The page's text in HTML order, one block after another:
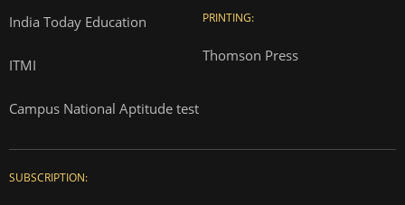
India Today Education
ITMI
Campus National Aptitude test
PRINTING:
Thomson Press
SUBSCRIPTION: